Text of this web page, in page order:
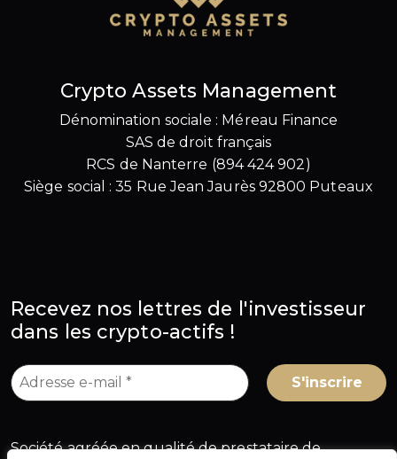
Crypto Assets Management
Dénomination sociale : Méreau Finance
SAS de droit français
RCS de Nanterre (894 424 902)
Siège social : 35 Rue Jean Jaurès 92800 Puteaux
Recevez nos lettres de l'investisseur
dans les crypto-actifs !
Société agréée en qualité de prestataire de